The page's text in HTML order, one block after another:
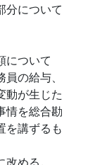
分について
について
の給与、
動が生じた
情を総合勘
を講ずるも